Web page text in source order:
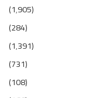
(1٬905)
(284)
(1٬391)
(731)
(108)